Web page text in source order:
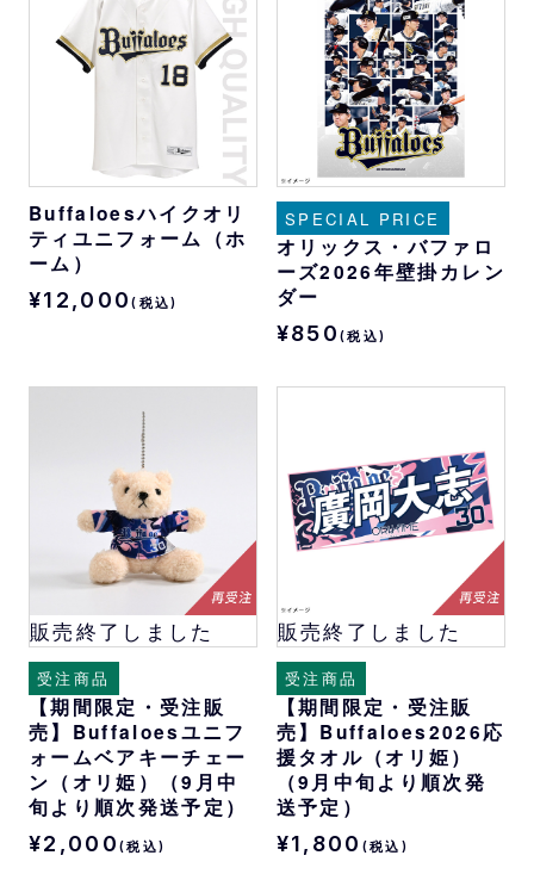
Buffaloesハイクオリ
ティユニフォーム（ホ
ーム）
¥12,000(税込)
SPECIAL PRICE
オリックス・バファロ
ーズ2026年壁掛カレン
ダー
¥850(税込)
販売終了しました
受注商品
【期間限定・受注販
売】Buffaloesユニフ
ォームベアキーチェー
ン（オリ姫）（9月中
旬より順次発送予定）
¥2,000 (税込)
販売終了しました
受注商品
【期間限定・受注販
売】Buffaloes2026応
援タオル（オリ姫）
（9月中旬より順次発
送予定）
¥1,800 (税込)